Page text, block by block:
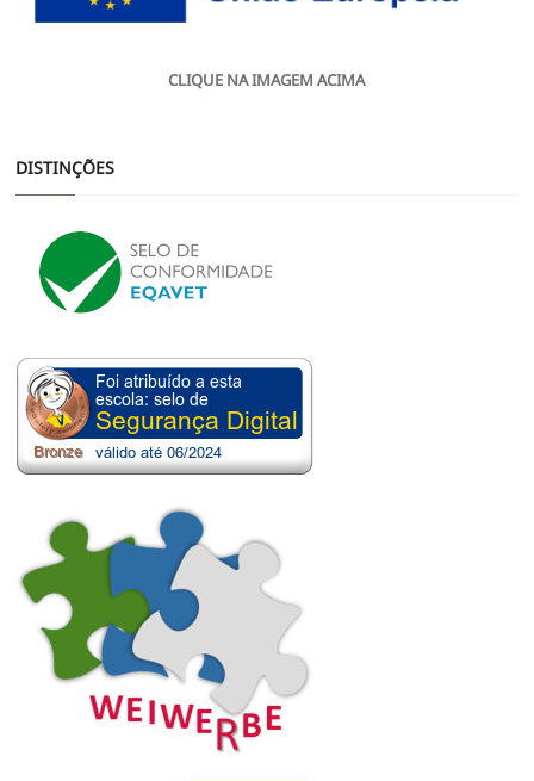
CLIQUE NA IMAGEM ACIMA
DISTINÇÕES